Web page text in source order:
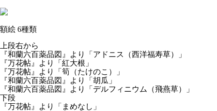
額絵 6種類
上段右から
『和蘭六百薬品図』より「アドニス（西洋福寿草）」
『万花帖』より「紅大根」
『万花帖』より「筍（たけのこ）」
『和蘭六百薬品図』より「胡瓜」
『和蘭六百薬品図』より「デルフィニウム（飛燕草）」
下段
『万花帖』より「まめなし」